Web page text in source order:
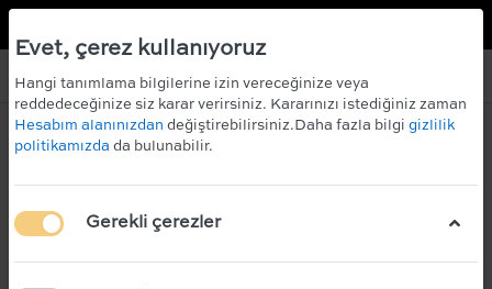
Evet, çerez kullanıyoruz
Hangi tanımlama bilgilerine izin vereceğinize veya
reddedeceğinize siz karar verirsiniz. Kararınızı istediğiniz zaman
Hesabım alanınızdan değiştirebilirsiniz.Daha fazla bilgi gizlilik
politikamızda da bulunabilir.
Gerekli çerezler